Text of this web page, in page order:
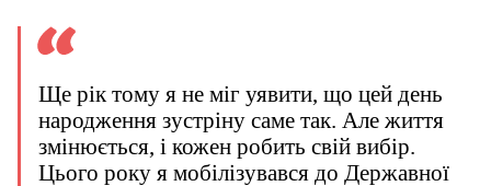
Ще рік тому я не міг уявити, що цей день
народження зустріну саме так. Але життя
змінюється, і кожен робить свій вибір.
Цього року я мобілізувався до Державної